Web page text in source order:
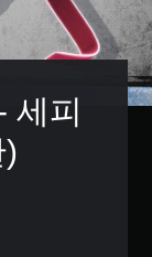
세피